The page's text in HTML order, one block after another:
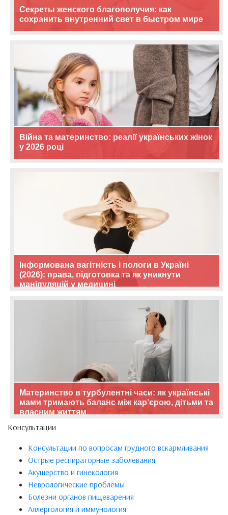
Секреты женского благополучия: как
сохранить внутренний свет в быстром мире
Війна та материнство: реалії українських жінок
у 2026 році
Інформована вагітність і пологи в Україні
(2026): права, підготовка та як уникнути
маніпуляцій у медицині
Материнство в турбулентні часи: як українські
мами тримають баланс між кар’єрою, дітьми та
власним життям
Консультации
Консультации по вопросам грудного вскармливания
Острые респираторные заболевания
Акушерство и гинекология
Неврологические проблемы
Болезни органов пищеварения
Аллергология и иммунология